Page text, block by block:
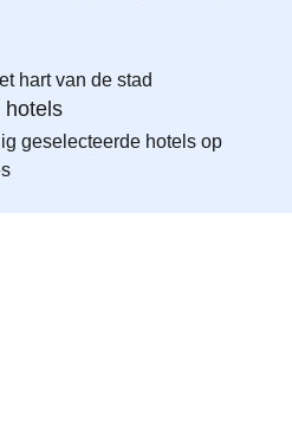
hart van de stad
hotels
geselecteerde hotels op